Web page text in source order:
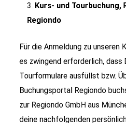
Kurs- und Tourbuchung,
Regiondo
Für die Anmeldung zu unseren
es zwingend erforderlich, dass
Tourformulare ausfüllst bzw.
Buchungsportal Regiondo
zur Regiondo GmbH aus
deine nachfolgenden